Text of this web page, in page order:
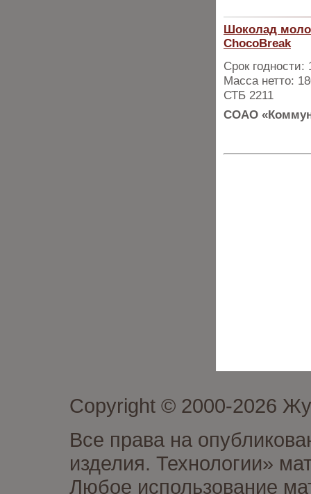
Шоколад
ChocoBreak
Срок годности:
Масса нетто:
СТБ 2211
СОАО
Copyright © 2000-2026
Все права на
изделия. Технологии»
Любое использование